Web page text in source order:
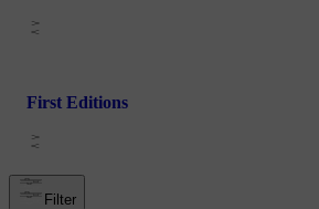
First Editions
Filter